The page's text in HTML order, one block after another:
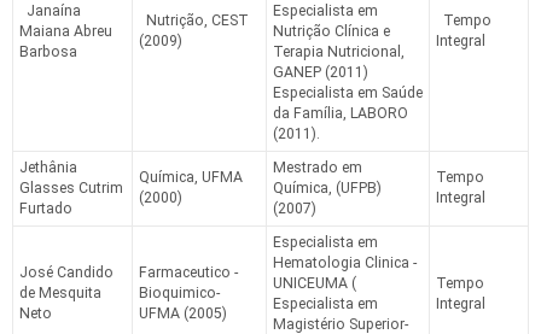
Janaína
Maiana Abreu
Barbosa
Nutrição, CEST
(2009)
Especialista em
Nutrição Clínica e
Terapia Nutricional,
GANEP (2011)
Especialista em Saúde
da Família, LABORO
(2011).
Tempo
Integral
Jethânia
Glasses Cutrim
Furtado
Química, UFMA
(2000)
Mestrado em
Química, (UFPB)
(2007)
Tempo
Integral
José Candido
de Mesquita
Neto
Farmaceutico -
Bioquimico-
UFMA (2005)
Especialista em
Hematologia Clinica -
UNICEUMA (
Especialista em
Magistério Superior-
Tempo
Integral